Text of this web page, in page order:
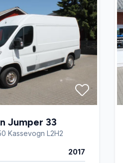
Jumper 33
Kassevogn L2H2
2017